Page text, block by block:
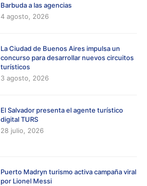
Barbuda a las agencias
4 agosto, 2026
La Ciudad de Buenos Aires impulsa un
concurso para desarrollar nuevos circuitos
turísticos
3 agosto, 2026
El Salvador presenta el agente turístico
digital TURS
28 julio, 2026
Puerto Madryn turismo activa campaña viral
por Lionel Messi